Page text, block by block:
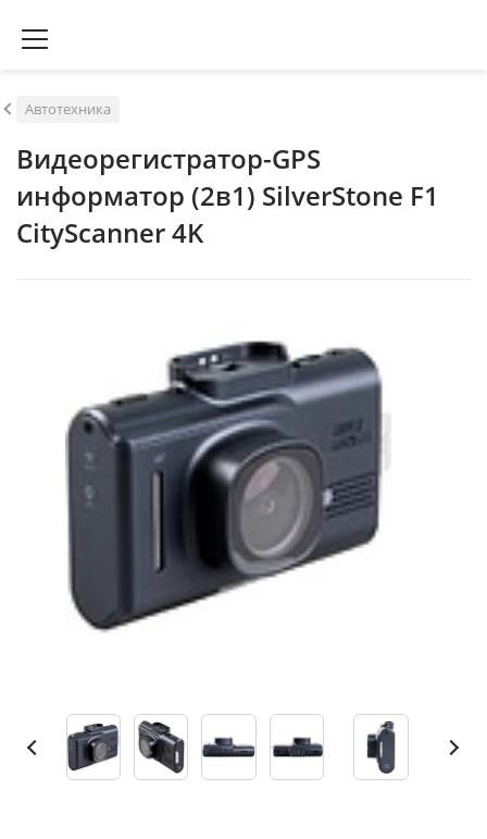
Автотехника
Видеорегистратор-GPS
информатор (2в1) SilverStone F1
CityScanner 4K